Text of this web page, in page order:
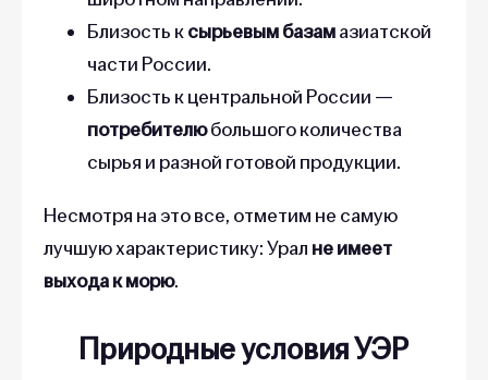
Близость ксырьевым базам
части России.
Близость к центральной России —
потребителюбольшого количества
сырья и разной готовой продукции.
лучшую характеристику: Урал не имеет
выхода к морю.
Природные условия УЭР